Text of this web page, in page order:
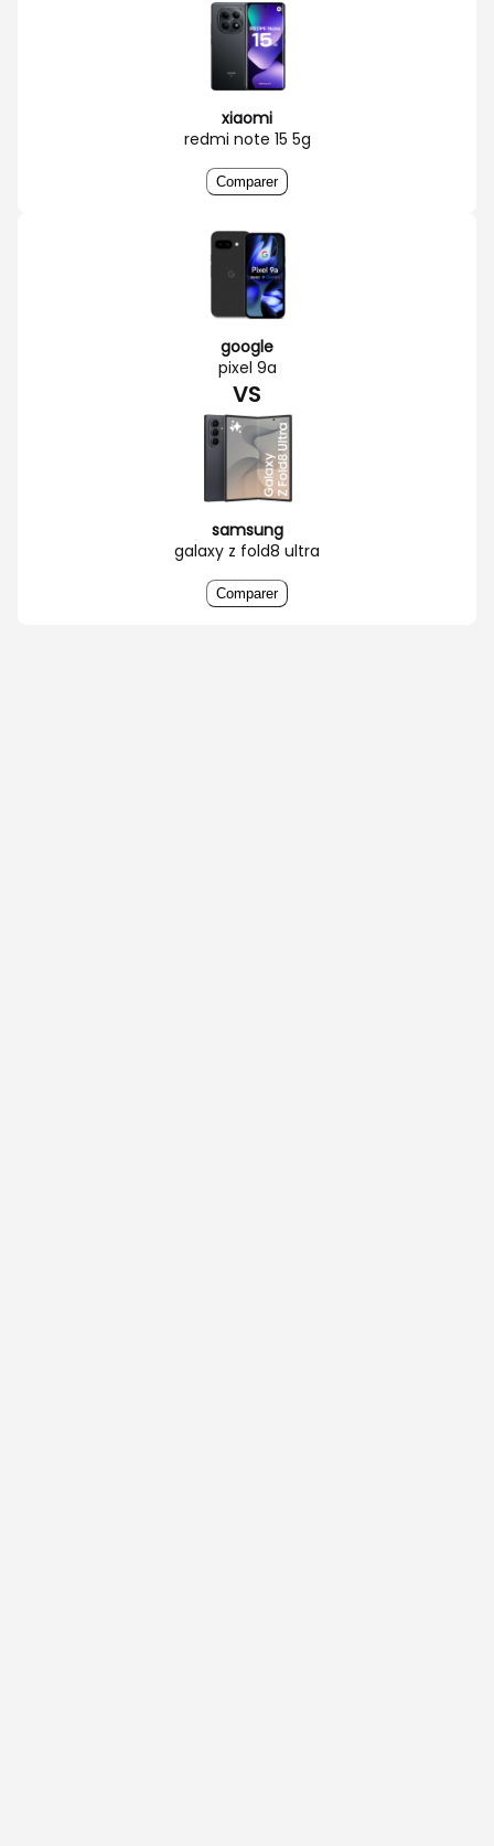
xiaomi
redmi note 15 5g
Comparer
google
pixel 9a
VS
samsung
galaxy z fold8 ultra
Comparer